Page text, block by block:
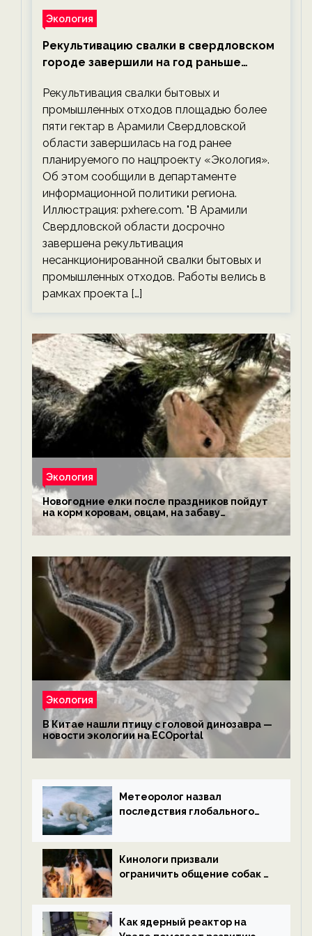
Экология
Рекультивацию свалки в свердловском
городе завершили на год раньше
экологии на ECOportal
Рекультивация свалки бытовых и
промышленных отходов площадью более
пяти гектар в Арамили Свердловской
области завершилась на год ранее
планируемого по нацпроекту «Экология».
Об этом сообщили в департаменте
информационной политики региона.
Иллюстрация: pxhere.com. "В Арамили
Свердловской области досрочно
завершена рекультивация
несанкционированной свалки бытовых и
промышленных отходов. Работы велись в
рамках проекта […]
Экология
Новогодние елки после праздников пойдут
на корм коровам, овцам, на забаву
обезьянам, львам и леопардам — новости
экологии на ECOportal
Экология
В Китае нашли птицу с головой динозавра —
новости экологии на ECOportal
Метеоролог назвал
последствия глобального
ECOportal
Кинологи призвали
ограничить общение собак с
ECOportal
Как ядерный реактор на